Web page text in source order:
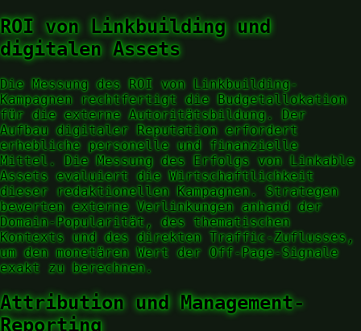
ROI von Linkbuilding und
digitalen Assets
Die Messung des ROI von Linkbuilding-
Kampagnen rechtfertigt die Budgetallokation
für die externe Autoritätsbildung. Der
Aufbau digitaler Reputation erfordert
erhebliche personelle und finanzielle
Mittel. Die Messung des Erfolgs von Linkable
Assets evaluiert die Wirtschaftlichkeit
dieser redaktionellen Kampagnen. Strategen
bewerten externe Verlinkungen anhand der
Domain-Popularität, des thematischen
Kontexts und des direkten Traffic-Zuflusses,
um den monetären Wert der Off-Page-Signale
exakt zu berechnen.
Attribution und Management-
Reporting